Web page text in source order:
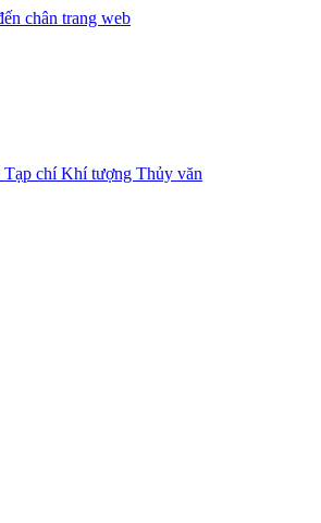
chân trang web
Tạp chí Khí tượng Thủy văn